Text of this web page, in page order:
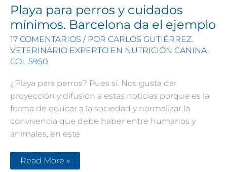
estafa
del
petfood
Playa para perros y cuidados
mínimos. Barcelona da el ejemplo
17 COMENTARIOS / POR CARLOS GUTIÉRREZ.
VETERINARIO EXPERTO EN NUTRICIÓN CANINA.
COL 5950
¿Playa para perros? Pues sí. Nos gusta dar
proyección y difusión a estas noticias porque es la
forma de educar a la sociedad y normalizar la
convivencia que debe haber entre humanos y
animales, en este
Playa
para
Read More »